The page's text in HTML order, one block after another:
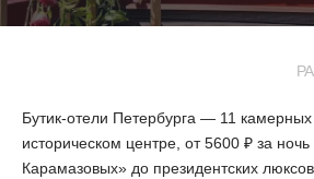
Бутик-отели Петербурга — 11 камерных
историческом центре, от 5600 ₽ за
Карамазовых» до президентских